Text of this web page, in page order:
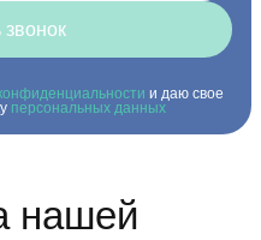
звонок
и даю свое
персональных данных
нашей